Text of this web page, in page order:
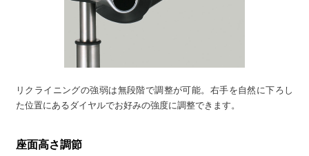
リクライニングの強弱は無段階で調整が可能。右手を自然に下ろし
た位置にあるダイヤルでお好みの強度に調整できます。
座面高さ調節